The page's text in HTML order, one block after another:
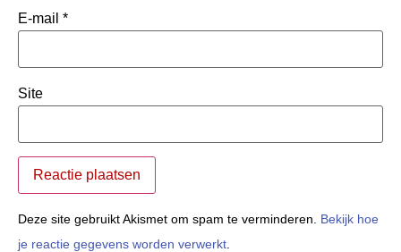
E-mail *
Site
Deze site gebruikt Akismet om spam te verminderen. Bekijk hoe
je reactie gegevens worden verwerkt